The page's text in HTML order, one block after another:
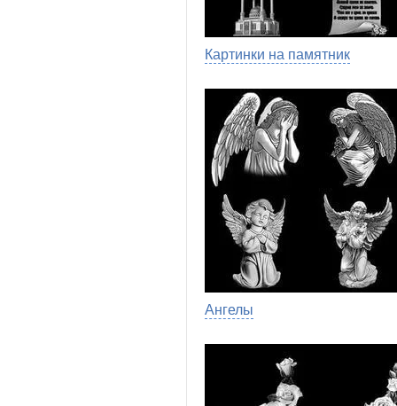
Картинки на памятник
Ангелы